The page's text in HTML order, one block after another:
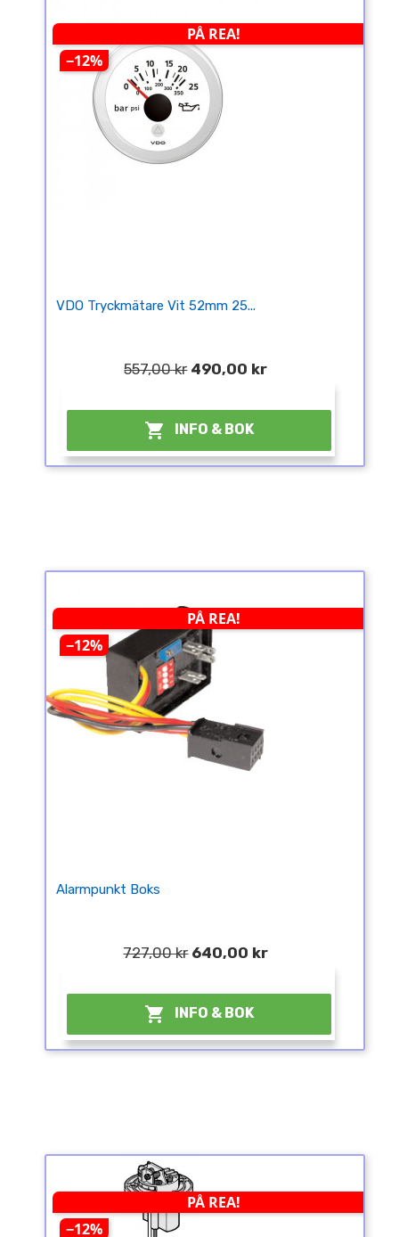
PÅ REA!
−12%
VDO Tryckmätare Vit 52mm 25...
557,00 kr 490,00 kr
 INFO & BOK
PÅ REA!
−12%
Alarmpunkt Boks
727,00 kr 640,00 kr
 INFO & BOK
PÅ REA!
−12%